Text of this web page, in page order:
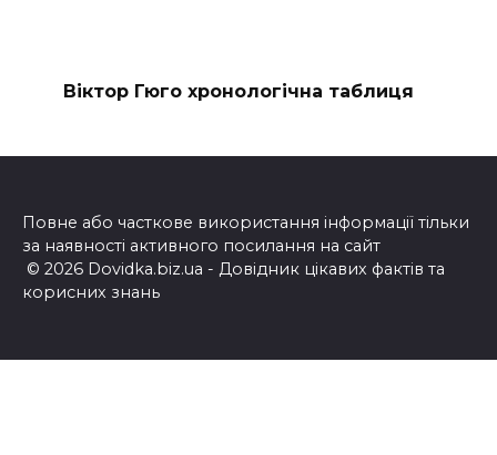
Віктор Гюго хронологічна таблиця
Повне або часткове використання інформації тільки
за наявності активного посилання на сайт
© 2026 Dovidka.biz.ua - Довідник цікавих фактів та
корисних знань